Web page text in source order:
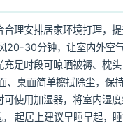
合理安排居家环境打理，
20-30分钟，让室内外空
充足时段可晾晒被褥、枕
、桌面简单擦拭除尘，保
可使用加湿器，将室内湿
起居上建议早睡早起，